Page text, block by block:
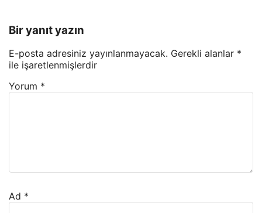
Bir yanıt yazın
E-posta adresiniz yayınlanmayacak. Gerekli alanlar *
ile işaretlenmişlerdir
Yorum *
Ad *